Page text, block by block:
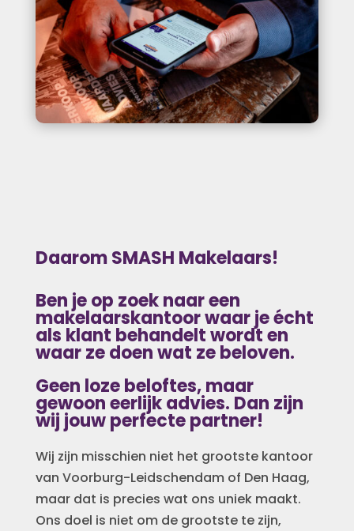
Daarom SMASH Makelaars!
Ben je op zoek naareen
makelaarskantoor waar je écht
als klant behandelt wordt en
waar ze doen wat ze beloven.
Geen loze beloftes, maar
gewoon eerlijk advies. Dan zijn
wij jouw perfecte partner!
Wij zijn misschien niet het grootste kantoor
van Voorburg-Leidschendam of Den Haag,
maar dat is precies wat ons uniek maakt.
Ons doel is niet om de grootste te zijn,